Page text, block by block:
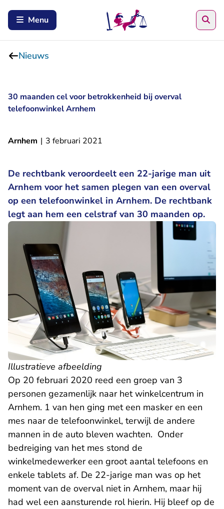
Menu
Nieuws
30 maanden cel voor betrokkenheid bij overval
telefoonwinkel Arnhem
Arnhem | 3 februari 2021
De rechtbank veroordeelt een 22-jarige man uit
Arnhem voor het samen plegen van een overval
op een telefoonwinkel in Arnhem. De rechtbank
legt aan hem een celstraf van 30 maanden op.
Illustratieve afbeelding
Op 20 februari 2020 reed een groep van 3
personen gezamenlijk naar het winkelcentrum in
Arnhem. 1 van hen ging met een masker en een
mes naar de telefoonwinkel, terwijl de andere
mannen in de auto bleven wachten. Onder
bedreiging van het mes stond de
winkelmedewerker een groot aantal telefoons en
enkele tablets af. De 22-jarige man was op het
moment van de overval niet in Arnhem, maar hij
had wel een aansturende rol hierin. Hij bleef op de